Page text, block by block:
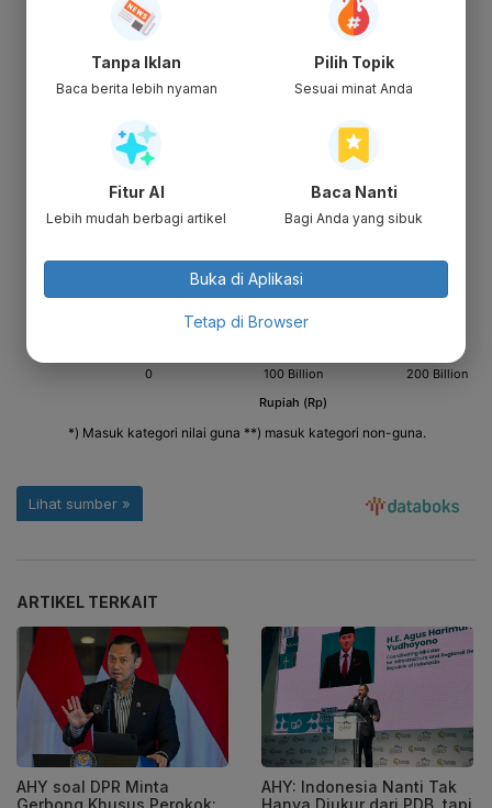
ARTIKEL TERKAIT
AHY soal DPR Minta
AHY: Indonesia Nanti Tak
Tanpa Iklan
Baca berita lebih nyaman
Pilih Topik
Sesuai minat Anda
Fitur AI
Lebih mudah berbagi artikel
Baca Nanti
Bagi Anda yang sibuk
Buka di Aplikasi
Tetap di Browser